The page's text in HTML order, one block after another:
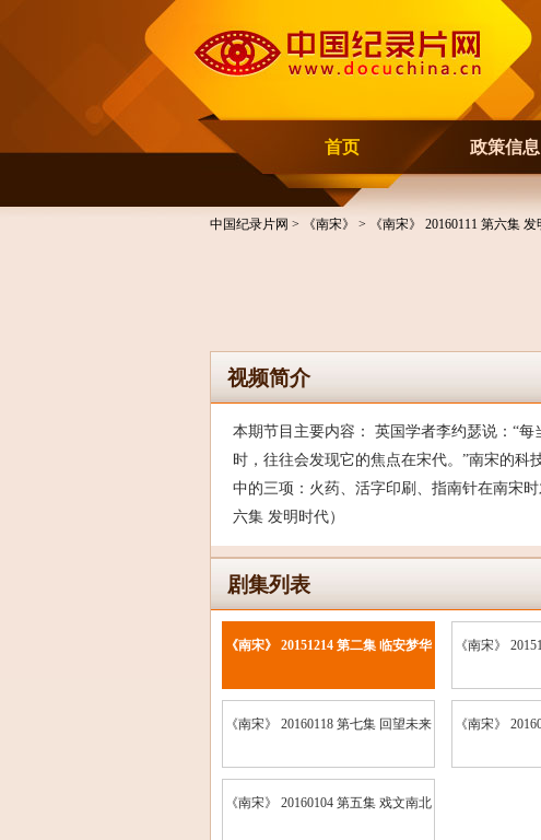
首页 政策信息
中国纪录片网 > 《南宋》 > 《南宋》 20160111 第六集 发
视频简介
本期节目主要内容： 英国学者李约瑟说：“
时，往往会发现它的焦点在宋代。”南宋的科
中的三项：火药、活字印刷、指南针在南宋
六集 发明时代）
剧集列表
《南宋》 20151214 第二集 临安梦华 《南宋》
《南宋》 20160118 第七集 回望未来 《南宋》
《南宋》 20160104 第五集 戏文南北